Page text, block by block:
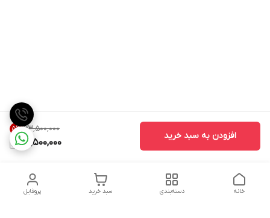
۳۳٬۵۰۰٬۰۰۰ 5%
31,500,000
افزودن به سبد خرید
پروفایل سبد خرید دسته‌بندی خانه